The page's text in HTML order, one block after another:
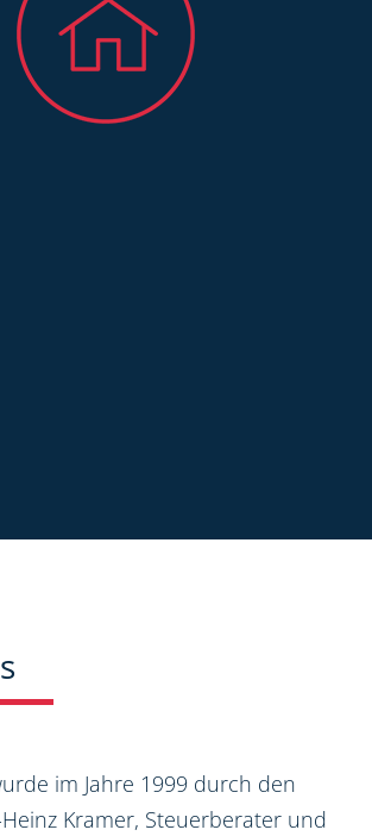
im Jahre 1999 durch den
Kramer, Steuerberater und